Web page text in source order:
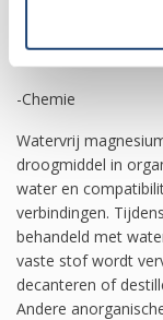
Magnesiumsulfaat
van bier. Het kan
maken van tofu.
-Chemie
Watervrij
droogmiddel in
water en
verbindingen.
behandeld met
vaste stof wordt
decanteren of
Andere